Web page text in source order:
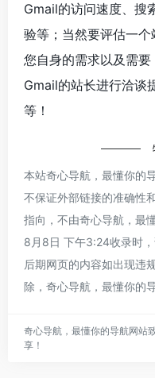
Gmail的访问速度、搜
验等；当然要评估一
您自身的需求以及需
Gmail的站长进行洽谈
等！
本站奇心导航，最懂你的
不保证外部链接的准确性
指向，不由奇心导航，最
8月8日 下午3:24收录时
后期网页的内容如出现违
除，奇心导航，最懂你的
奇心导航，最懂你的导航网站
享！